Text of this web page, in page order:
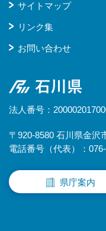
サイトマップ
リンク集
お問い合わせ
石川県
法人番号：
〒920-8580 石川県金沢
電話番号（代表）：
県庁案内